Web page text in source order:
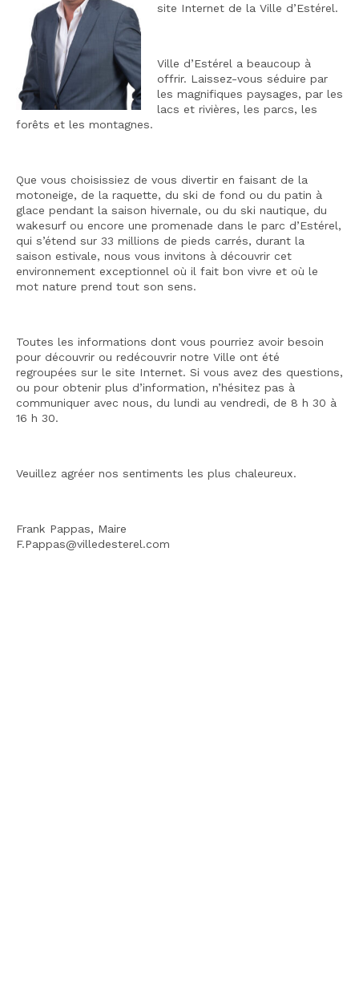
site Internet de la Ville d’Estérel.
Ville d’Estérel a beaucoup à
offrir. Laissez-vous séduire par
les magnifiques paysages, par les
lacs et rivières, les parcs, les
forêts et les montagnes.
Que vous choisissiez de vous divertir en faisant de la
motoneige, de la raquette, du ski de fond ou du patin à
glace pendant la saison hivernale, ou du ski nautique, du
wakesurf ou encore une promenade dans le parc d’Estérel,
qui s’étend sur 33 millions de pieds carrés, durant la
saison estivale, nous vous invitons à découvrir cet
environnement exceptionnel où il fait bon vivre et où le
mot nature prend tout son sens.
Toutes les informations dont vous pourriez avoir besoin
pour découvrir ou redécouvrir notre Ville ont été
regroupées sur le site Internet. Si vous avez des questions,
ou pour obtenir plus d’information, n’hésitez pas à
communiquer avec nous, du lundi au vendredi, de 8 h 30 à
16 h 30.
Veuillez agréer nos sentiments les plus chaleureux.
Frank Pappas, Maire
F.Pappas@villedesterel.com